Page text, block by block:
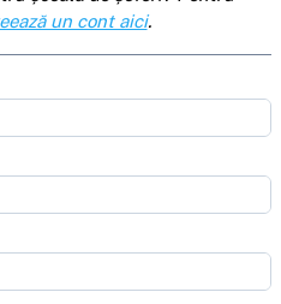
un cont aici.